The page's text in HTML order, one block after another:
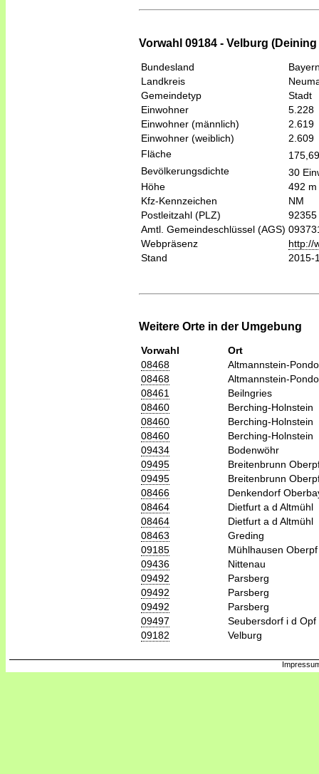
Vorwahl 09184 - Velburg
Bundesland
Landkreis
Gemeindetyp
Stadt
Einwohner
5.228
Einwohner (männlich)
2.619
Einwohner (weiblich)
2.609
Fläche
Bevölkerungsdichte
30
Höhe
492 m
Kfz-Kennzeichen
NM
Postleitzahl (PLZ)
92355
Amtl. Gemeindeschlüssel (AGS)
Webpräsenz
http://
Stand
2015-
Weitere Orte in der Umgebung
Vorwahl
Ort
08468
Altmannstein-
08468
Altmannstein-
08461
Beilngries
08460
Berching-Holnstein
08460
Berching-Holnstein
08460
Berching-Holnstein
09434
Bodenwöhr
09495
Breitenbrunn
09495
Breitenbrunn
08466
Denkendorf
08464
Dietfurt a d Altmühl
08464
Dietfurt a d Altmühl
08463
Greding
09185
Mühlhausen Oberpf
09436
Nittenau
09492
Parsberg
09492
Parsberg
09492
Parsberg
09497
Seubersdorf i d Opf
09182
Velburg